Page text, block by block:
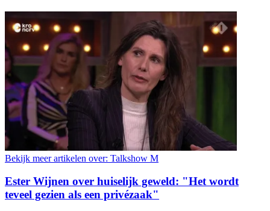
Bekijk meer artikelen over: Talkshow M
Ester Wijnen over huiselijk geweld: "Het wordt
teveel gezien als een privézaak"